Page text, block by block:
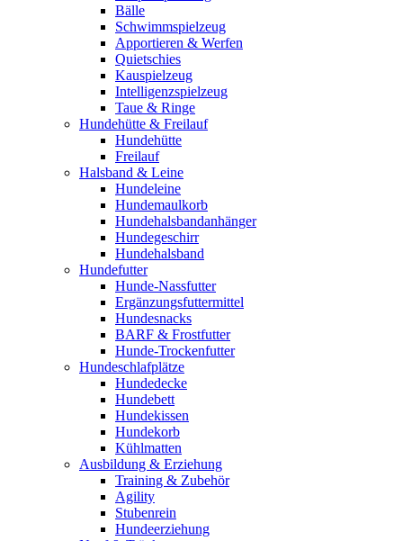
Bälle
Schwimmspielzeug
Apportieren & Werfen
Quietschies
Kauspielzeug
Intelligenzspielzeug
Taue & Ringe
Hundehütte & Freilauf
Hundehütte
Freilauf
Halsband & Leine
Hundeleine
Hundemaulkorb
Hundehalsbandanhänger
Hundegeschirr
Hundehalsband
Hundefutter
Hunde-Nassfutter
Ergänzungsfuttermittel
Hundesnacks
BARF & Frostfutter
Hunde-Trockenfutter
Hundeschlafplätze
Hundedecke
Hundebett
Hundekissen
Hundekorb
Kühlmatten
Ausbildung & Erziehung
Training & Zubehör
Agility
Stubenrein
Hundeerziehung